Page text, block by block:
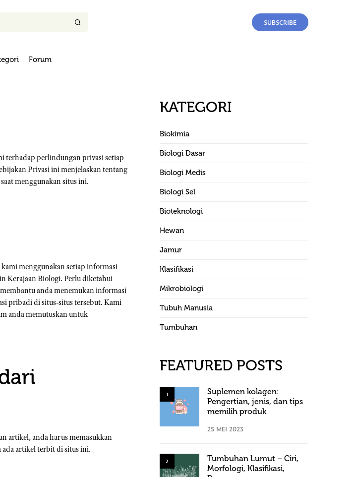
SUBSCRIBE
Forum
terhadap perlindungan privasi setiap
Privasi ini menjelaskan tentang
menggunakan situs ini.
menggunakan setiap informasi
Kerajaan Biologi. Perlu diketahui
anda menemukan informasi
pribadi di situs-situs tersebut. Kami
anda memutuskan untuk
artikel, anda harus memasukkan
artikel terbit di situs ini.
KATEGORI
Biokimia
Biologi Dasar
Biologi Medis
Biologi Sel
Bioteknologi
Hewan
Jamur
Klasifikasi
Mikrobiologi
Tubuh Manusia
Tumbuhan
FEATURED POSTS
1
Suplemen kolagen:
Pengertian, jenis, dan tips
memilih produk
25 MEI 2023
2
Tumbuhan Lumut – Ciri,
Morfologi, Klasifikasi,